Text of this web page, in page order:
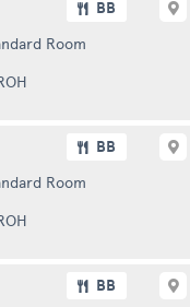
BB
Room
BB
Room
BB